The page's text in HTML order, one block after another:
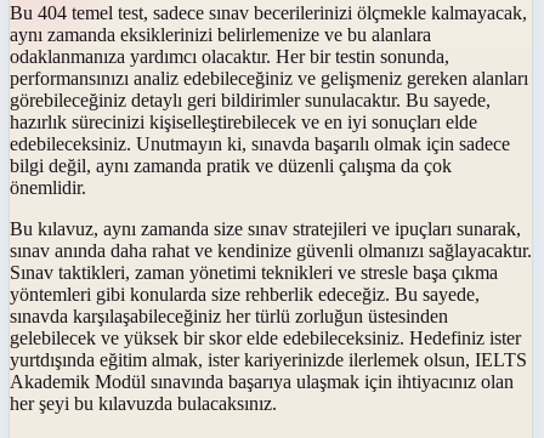
Bu 404 temel test, sadece sınav becerilerinizi ölçmekle kalmayacak,
aynı zamanda eksiklerinizi belirlemenize ve bu alanlara
odaklanmanıza yardımcı olacaktır. Her bir testin sonunda,
performansınızı analiz edebileceğiniz ve gelişmeniz gereken alanları
görebileceğiniz detaylı geri bildirimler sunulacaktır. Bu sayede,
hazırlık sürecinizi kişiselleştirebilecek ve en iyi sonuçları elde
edebileceksiniz. Unutmayın ki, sınavda başarılı olmak için sadece
bilgi değil, aynı zamanda pratik ve düzenli çalışma da çok
önemlidir.
Bu kılavuz, aynı zamanda size sınav stratejileri ve ipuçları sunarak,
sınav anında daha rahat ve kendinize güvenli olmanızı sağlayacaktır.
Sınav taktikleri, zaman yönetimi teknikleri ve stresle başa çıkma
yöntemleri gibi konularda size rehberlik edeceğiz. Bu sayede,
sınavda karşılaşabileceğiniz her türlü zorluğun üstesinden
gelebilecek ve yüksek bir skor elde edebileceksiniz. Hedefiniz ister
yurtdışında eğitim almak, ister kariyerinizde ilerlemek olsun, IELTS
Akademik Modül sınavında başarıya ulaşmak için ihtiyacınız olan
her şeyi bu kılavuzda bulacaksınız.